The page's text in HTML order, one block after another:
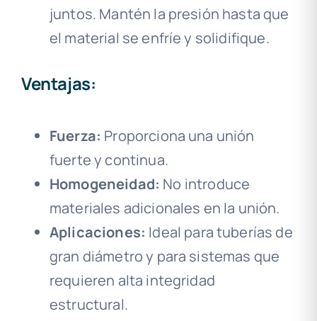
juntos. Mantén la presión hasta que
el material se enfríe y solidifique.
Ventajas:
Fuerza: Proporciona una unión
fuerte y continua.
Homogeneidad: No introduce
materiales adicionales en la unión.
Aplicaciones: Ideal para tuberías de
gran diámetro y para sistemas que
requieren alta integridad
estructural.